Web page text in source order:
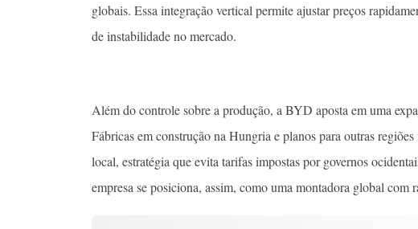
globais. Essa integração vertical permite ajustar preços
de instabilidade no mercado.
Além do controle sobre a produção, a BYD aposta em uma
Fábricas em construção na Hungria e planos para outras
local, estratégia que evita tarifas impostas por governos
empresa se posiciona, assim, como uma montadora global com